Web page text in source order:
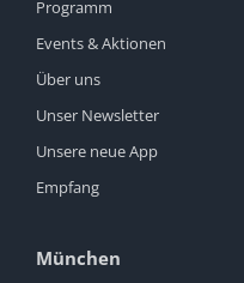
Programm
Events & Aktionen
Über uns
Unser Newsletter
Unsere neue App
Empfang
München